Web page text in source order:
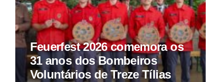
Feuerfest 2026 comemora os
31 anos dos Bombeiros
Voluntários de Treze Tílias